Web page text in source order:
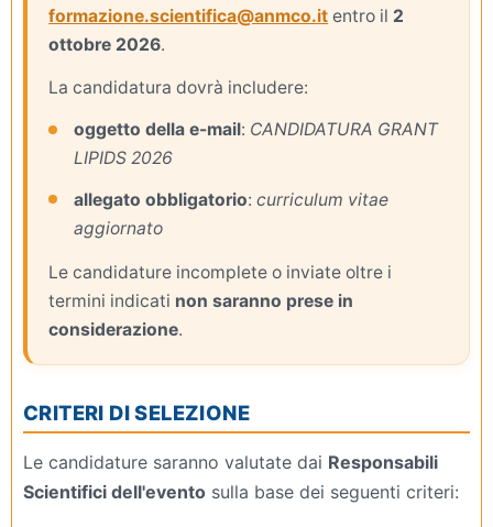
formazione.scientifica@anmco.it entro il 2
ottobre 2026.
La candidatura dovrà includere:
oggetto della e-mail: CANDIDATURA GRANT
LIPIDS 2026
allegato obbligatorio: curriculum vitae
aggiornato
Le candidature incomplete o inviate oltre i
termini indicati non saranno prese in
considerazione.
CRITERI DI SELEZIONE
Le candidature saranno valutate dai Responsabili
Scientifici dell'evento sulla base dei seguenti criteri: